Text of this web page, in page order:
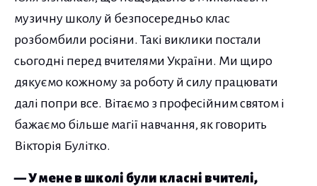
музичну школу й безпосередньо клас
розбомбили росіяни. Такі виклики постали
сьогодні перед вчителями України. Ми щиро
дякуємо кожному за роботу й силу працювати
далі попри все. Вітаємо з професійним святом і
бажаємо більше магії навчання, як говорить
Вікторія Булітко.
— У мене в школі були класні вчителі,